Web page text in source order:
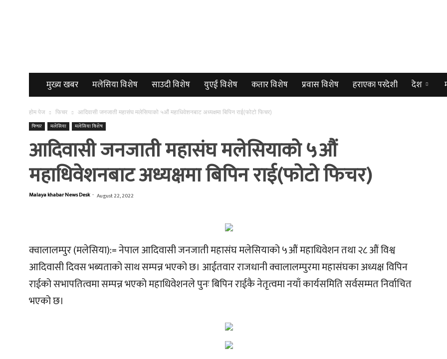
मुख्य खबर मलेसिया विशेष साउदी विशेष युएई विशेष कतार विशेष प्रवास विशेष हराएका परदेशी देश
होम पेज फिचर आदिवासी जनजाती महासंघ मलेसियाको ५औं महाधिवेशनबाट अध्यक्षमा बिपिन राई(फोटो फिचर)
फिचर मलेसिया मलेसिया विशेष
आदिवासी जनजाती महासंघ मलेसियाको ५औं
महाधिवेशनबाट अध्यक्षमा बिपिन राई(फोटो फिचर)
Malaya khabar News Desk - August 22, 2022
क्वालालम्पुर (मलेसिया):= नेपाल आदिवासी जनजाती महासंघ मलेसियाको ५औं महाधिवेशन तथा २८ औं विश्व
आदिवासी दिवस भब्यताको साथ सम्पन्न भएको छ। आईतवार राजधानी क्वालालम्पुरमा महासंघका अध्यक्ष विपिन
राईको सभापतित्वमा सम्पन्न भएको महाधिवेशनले पुनः बिपिन राईकै नेतृत्वमा नयाँ कार्यसमिति सर्वसम्मत निर्वाचित
भएको छ।